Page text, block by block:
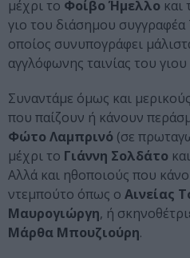
μέχρι το Φοίβο Ήμελλο και
γιο του διάσημου
οποίος συνυπογράφει
αγγλόφωνης ταινίας του γιου
Συναντάμε όμως και
που παίζουν ή κάνουν
Φώτο Λαμπρινό (σε
μέχρι το Γιάννη Σολδάτο
Αλλά και ηθοποιούς που
ντεμπούτο όπως ο Αινείας
Μαυρογιώργη, ή
Μάρθα Μπουζιούρη.